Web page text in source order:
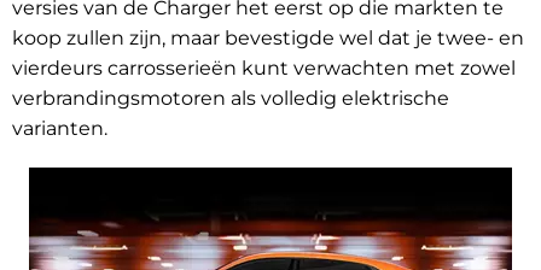
versies van de Charger het eerst op die markten te
koop zullen zijn, maar bevestigde wel dat je twee- en
vierdeurs carrosserieën kunt verwachten met zowel
verbrandingsmotoren als volledig elektrische
varianten.